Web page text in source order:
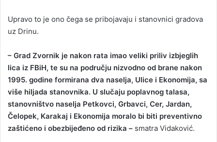
Upravo to je ono čega se pribojavaju i stanovnici gradova
uz Drinu.
– Grad Zvornik je nakon rata imao veliki priliv izbjeglih
lica iz FBiH, te su na području nizvodno od brane nakon
1995. godine formirana dva naselja, Ulice i Ekonomija, sa
više hiljada stanovnika. U slučaju poplavnog talasa,
stanovništvo naselja Petkovci, Grbavci, Cer, Jardan,
Čelopek, Karakaj i Ekonomija moralo bi biti preventivno
zaštićeno i obezbijeđeno od rizika – smatra Vidaković.